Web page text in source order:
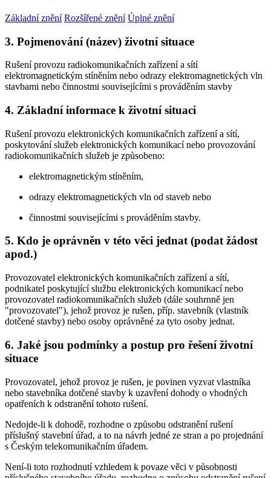
Základní znění Rozšířené znění Úplné znění
3. Pojmenování (název) životní situace
Rušení provozu radiokomunikačních zařízení a sítí
elektromagnetickým stíněním nebo odrazy elektromagnetických vln
stavbami nebo činnostmi souvisejícími s prováděním stavby
4. Základní informace k životní situaci
Rušení provozu elektronických komunikačních zařízení a sítí,
poskytování služeb elektronických komunikací nebo provozování
radiokomunikačních služeb je způsobeno:
elektromagnetickým stíněním,
odrazy elektromagnetických vln od staveb nebo
činnostmi souvisejícími s prováděním stavby.
5. Kdo je oprávněn v této věci jednat (podat žádost
apod.)
Provozovatel elektronických komunikačních zařízení a sítí,
podnikatel poskytující službu elektronických komunikací nebo
provozovatel radiokomunikačních služeb (dále souhrnně jen
"provozovatel"), jehož provoz je rušen, příp. stavebník (vlastník
dotčené stavby) nebo osoby oprávněné za tyto osoby jednat.
6. Jaké jsou podmínky a postup pro řešení životní
situace
Provozovatel, jehož provoz je rušen, je povinen vyzvat vlastníka
nebo stavebníka dotčené stavby k uzavření dohody o vhodných
opatřeních k odstranění tohoto rušení.
Nedojde-li k dohodě, rozhodne o způsobu odstranění rušení
příslušný stavební úřad, a to na návrh jedné ze stran a po projednání
s Českým telekomunikačním úřadem.
Není-li toto rozhodnutí vzhledem k povaze věci v působnosti